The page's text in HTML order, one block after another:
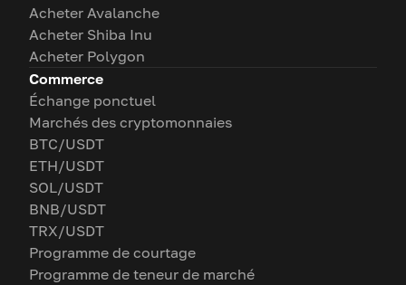
Acheter Avalanche
Acheter Shiba Inu
Acheter Polygon
Commerce
Échange ponctuel
Marchés des cryptomonnaies
BTC/USDT
ETH/USDT
SOL/USDT
BNB/USDT
TRX/USDT
Programme de courtage
Programme de teneur de marché